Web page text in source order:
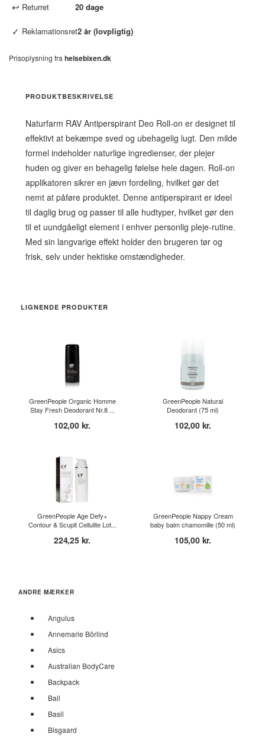
↩ Returret 20 dage
✓ Reklamationsret2 år (lovpligtig)
Prisoplysning fra helsebixen.dk
PRODUKTBESKRIVELSE
Naturfarm RAV Antiperspirant Deo Roll-on er designet til
effektivt at bekæmpe sved og ubehagelig lugt. Den milde
formel indeholder naturlige ingredienser, der plejer
huden og giver en behagelig følelse hele dagen. Roll-on
applikatoren sikrer en jævn fordeling, hvilket gør det
nemt at påføre produktet. Denne antiperspirant er ideel
til daglig brug og passer til alle hudtyper, hvilket gør den
til et uundgåeligt element i enhver personlig pleje-rutine.
Med sin langvarige effekt holder den brugeren tør og
frisk, selv under hektiske omstændigheder.
LIGNENDE PRODUKTER
GreenPeople Organic Homme
Stay Fresh Deodorant Nr.8 ...
102,00 kr.
GreenPeople Natural
Deodorant (75 ml)
102,00 kr.
GreenPeople Age Defy+
Contour & Scuplt Cellulite Lot...
224,25 kr.
GreenPeople Nappy Cream
baby balm chamomille (50 ml)
105,00 kr.
ANDRE MÆRKER
Angulus
Annemarie Börlind
Asics
Australian BodyCare
Backpack
Ball
Basil
Bisgaard